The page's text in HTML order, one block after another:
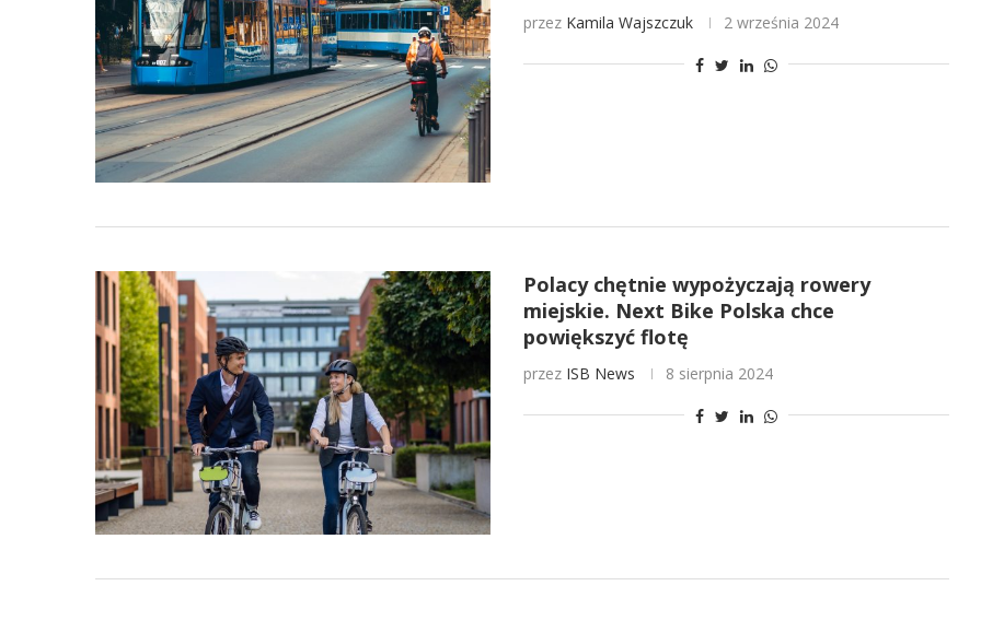
przez Kamila Wajszczuk 2 września 2024
Polacy chętnie wypożyczają rowery
miejskie. Next Bike Polska chce
powiększyć flotę
przez ISB News 8 sierpnia 2024